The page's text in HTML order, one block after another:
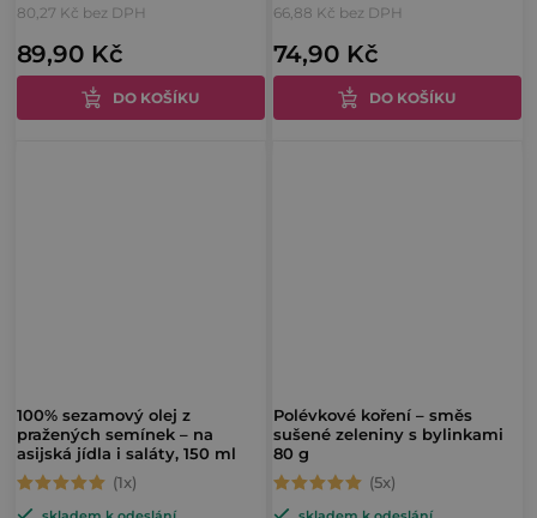
produktu
je
5,0
z
80,27 Kč bez DPH
89,90 Kč
DO KOŠÍKU
produktu
je
4,8
z
66,88 Kč bez DPH
74,90 Kč
DO KOŠÍKU
100% sezamový olej z
pražených semínek – na
asijská jídla i saláty, 150 ml
Průměrné
Polévkové koření – směs
sušené zeleniny s bylinkami
80 g
Průměrné